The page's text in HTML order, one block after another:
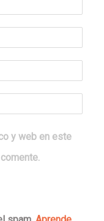
y web en este